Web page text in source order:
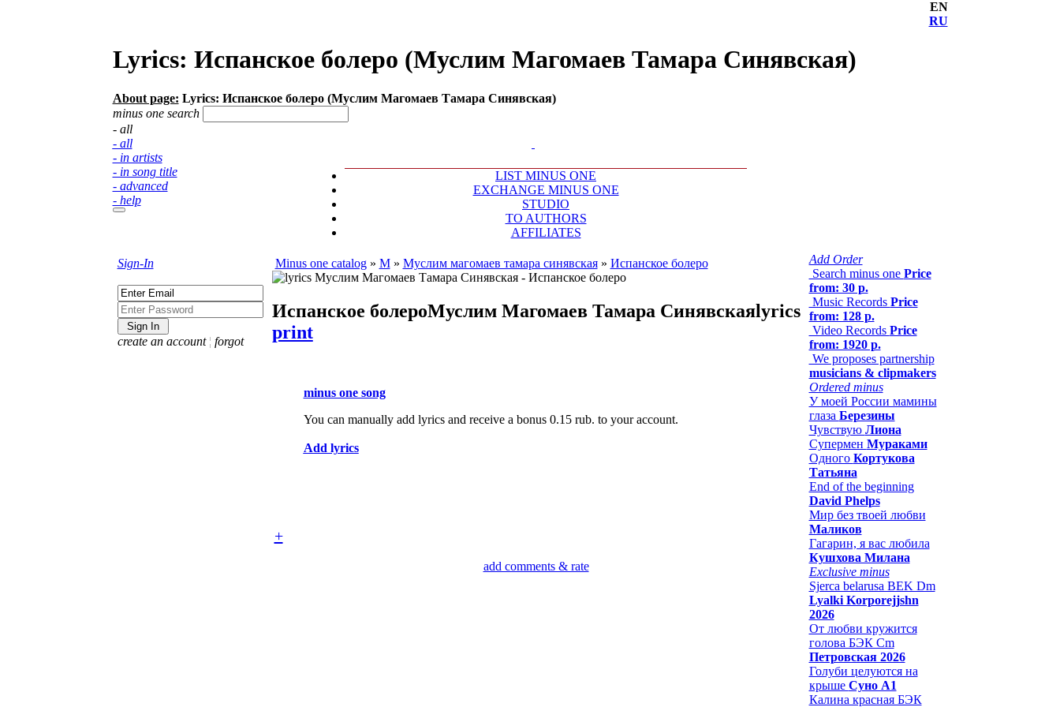
EN
RU
Lyrics: Испанское болеро (Муслим Магомаев Тамара Синявская)
About page: Lyrics: Испанское болеро (Муслим Магомаев Тамара Синявская)
minus one search
- all
- all
- in artists
- in song title
- advanced
- help
LIST MINUS ONE
EXCHANGE MINUS ONE
STUDIO
TO AUTHORS
AFFILIATES
Sign-In
create an account ¦ forgot
Minus one catalog» М» Муслим магомаев тамара синявская» Испанское болеро
Испанское болероМуслим Магомаев Тамара Синявскаяlyrics
print
minus one song
You can manually add lyrics and receive a bonus 0.15 rub. to your account.
Add lyrics
+
add comments & rate
Add Order
Search minus one Price
from: 30 р.
Music Records Price
from: 128 р.
Video Records Price
from: 1920 р.
We proposes partnership
musicians & clipmakers
Ordered minus
У моей России мамины
глаза Березины
Чувствую Лиона
Супермен Мураками
Одного Кортукова
Татьяна
End of the beginning
David Phelps
Мир без твоей любви
Маликов
Гагарин, я вас любила
Кушхова Милана
Exclusive minus
Sjerca belarusa BEK Dm
Lyalki Korporejjshn
2026
От любви кружится
голова БЭК Cm
Петровская 2026
Голуби целуются на
крыше Суно А1
Калина красная БЭК